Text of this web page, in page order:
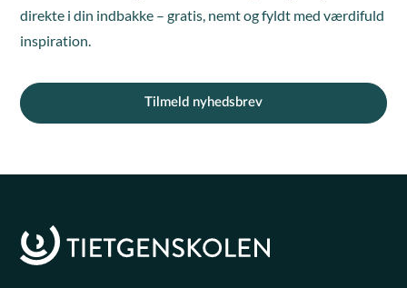
direkte i din indbakke – gratis, nemt og fyldt med værdifuld
inspiration.
Tilmeld nyhedsbrev